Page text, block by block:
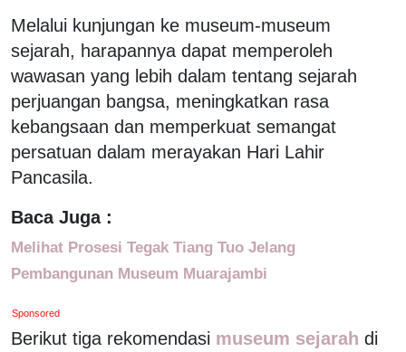
Melalui kunjungan ke museum-museum
sejarah, harapannya dapat memperoleh
wawasan yang lebih dalam tentang sejarah
perjuangan bangsa, meningkatkan rasa
kebangsaan dan memperkuat semangat
persatuan dalam merayakan Hari Lahir
Pancasila.
Baca Juga :
Melihat Prosesi Tegak Tiang Tuo Jelang
Pembangunan Museum Muarajambi
Sponsored
Berikut tiga rekomendasi museum sejarah di